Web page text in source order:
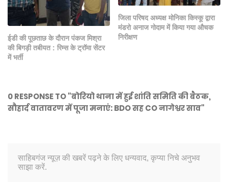
ईडी की पूछताछ के दौरान पंकज मिश्रा
की बिगड़ी तबीयत : रिम्स के ट्रॉमा सेंटर
में भर्ती
जिला परिषद अध्यक्ष मोनिका किस्कू द्वारा
मंडरो अनाज गोदाम में किया गया औचक
निरीक्षण
0 RESPONSE TO "बोरियो थाना में हुई शांति समिति की बैठक,
सौहार्द वातावरण में पूजा मनाएं: BDO सह CO नागेश्वर साव"
साहिबगंज न्यूज़ की खबरें पढ़ने के लिए धन्यवाद, कृप्या निचे अनुभव
साझा करें.